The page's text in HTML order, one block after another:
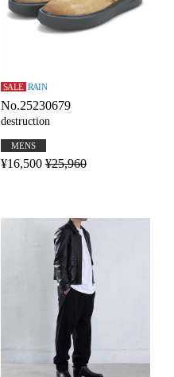
SALE RAIN
No.25230679
destruction
MENS
¥16,500 ¥25,960